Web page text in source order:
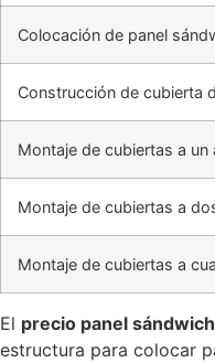
Colocación de panel
Construcción de cubierta
Montaje de cubiertas a un
Montaje de cubiertas a
Montaje de cubiertas a
El precio panel
estructura para colocar